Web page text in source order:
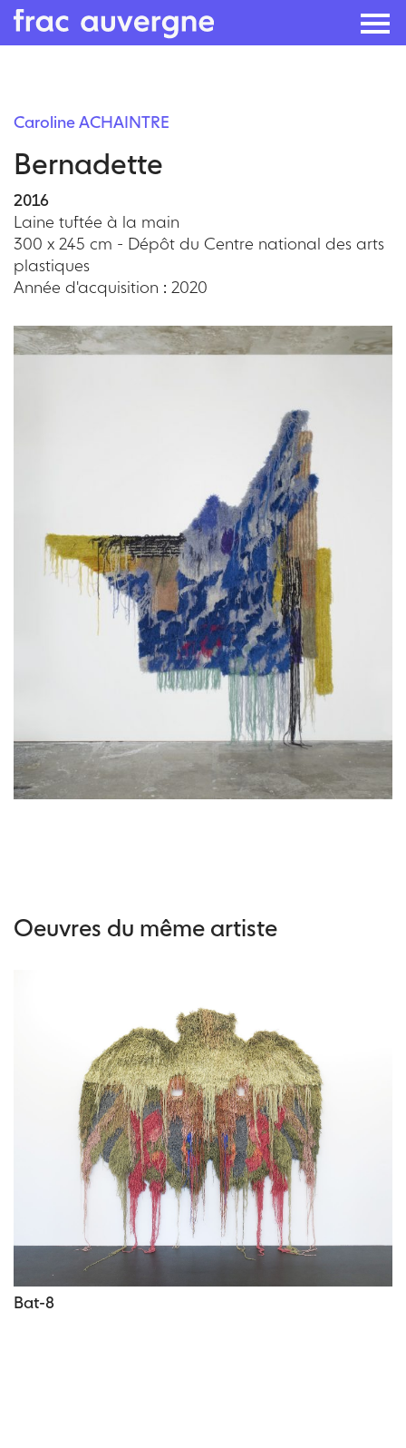
content
Caroline ACHAINTRE
Bernadette
2016
Laine tuftée à la main
300 x 245 cm - Dépôt du Centre national des arts
plastiques
Année d'acquisition : 2020
Oeuvres du même artiste
Bat-8